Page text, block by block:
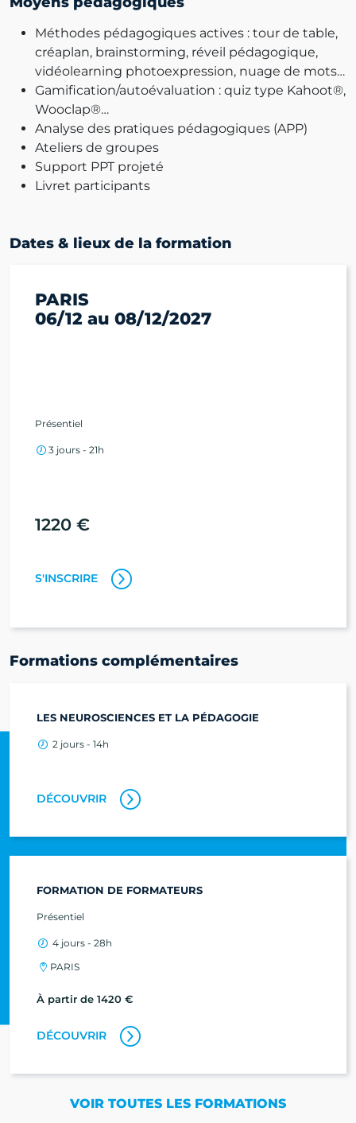
Méthodes pédagogiques actives : tour de table,
créaplan, brainstorming, réveil pédagogique,
vidéolearning photoexpression, nuage de mots…
Gamification/autoévaluation : quiz type Kahoot®,
Wooclap®…
Analyse des pratiques pédagogiques (APP)
Ateliers de groupes
Support PPT projeté
Livret participants
Dates & lieux de la formation
PARIS
06/12 au 08/12/2027
Présentiel
3 jours - 21h
1220 €
S'INSCRIRE
Formations complémentaires
LES NEUROSCIENCES ET LA PÉDAGOGIE
2 jours - 14h
DÉCOUVRIR
FORMATION DE FORMATEURS
Présentiel
4 jours - 28h
PARIS
À partir de 1420 €
DÉCOUVRIR
VOIR TOUTES LES FORMATIONS